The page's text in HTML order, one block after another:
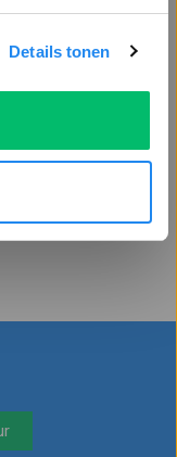
Details tonen